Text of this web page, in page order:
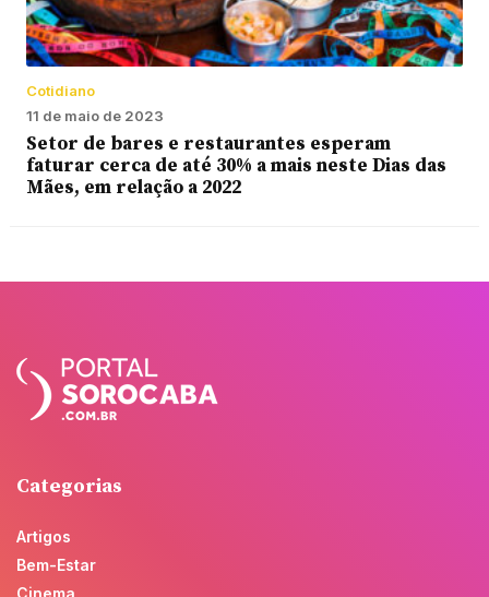
Cotidiano
11 de maio de 2023
Setor de bares e restaurantes esperam
faturar cerca de até 30% a mais neste Dias das
Mães, em relação a 2022
Categorias
Artigos
Bem-Estar
Cinema